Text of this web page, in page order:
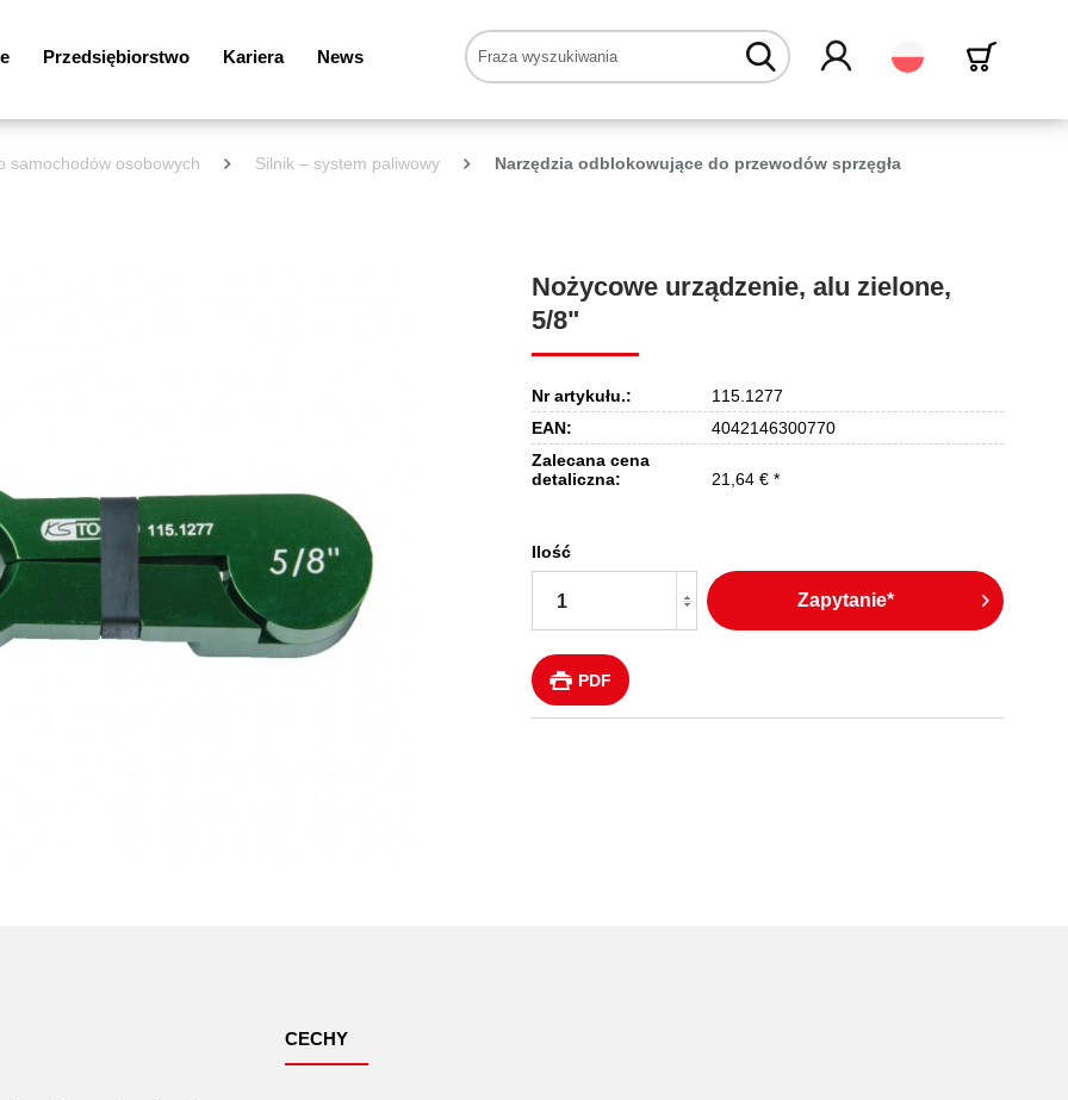
Przedsiębiorstwo Kariera News Polski
samochodów osobowych Silnik – system paliwowy Narzędzia odblokowujące do przewodów sprzęgła
Nożycowe urządzenie, alu zielone,
5/8"
Nr artykułu.:
115.1277
EAN:
4042146300770
Zalecana cena
detaliczna:
21,64 € *
Ilość
Zapytanie*
PDF
CECHY